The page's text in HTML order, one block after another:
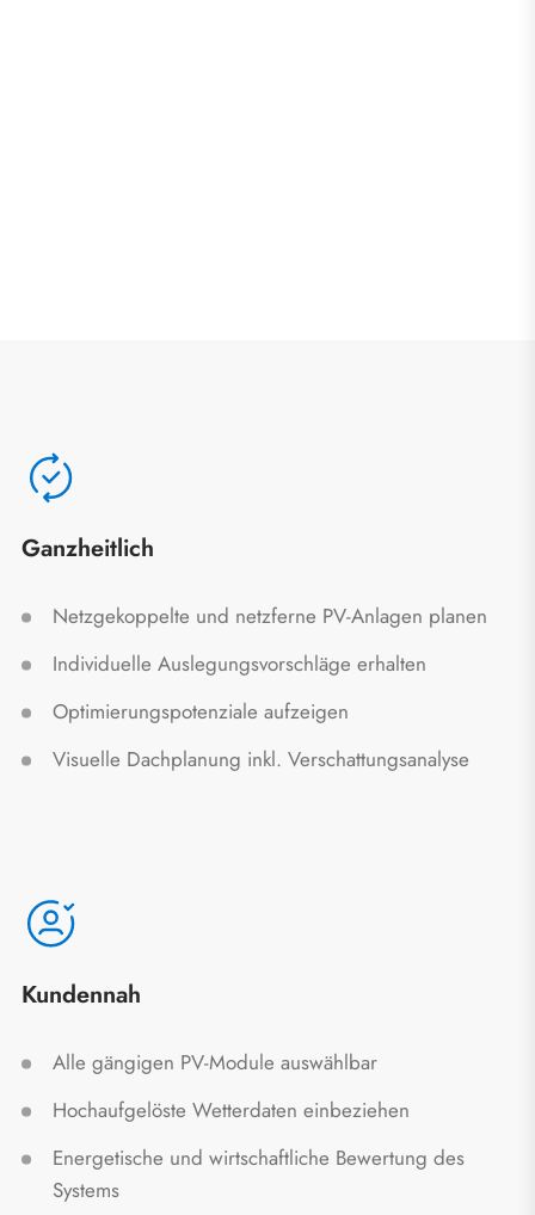
Ganzheitlich
Netzgekoppelte und netzferne PV-Anlagen planen
Individuelle Auslegungsvorschläge erhalten
Optimierungspotenziale aufzeigen
Visuelle Dachplanung inkl. Verschattungsanalyse
Kundennah
Alle gängigen PV-Module auswählbar
Hochaufgelöste Wetterdaten einbeziehen
Energetische und wirtschaftliche Bewertung des
Systems